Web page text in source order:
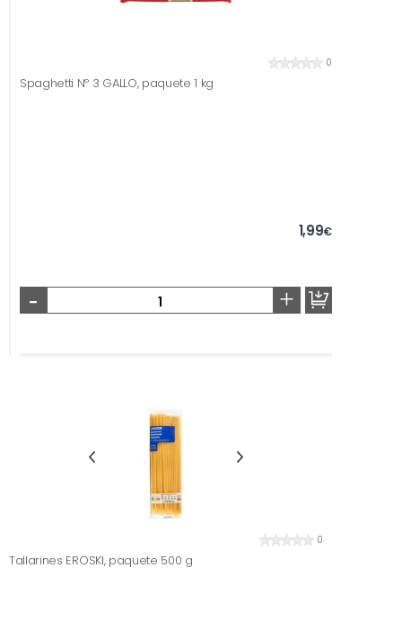
0
Spaghetti Nº 3 GALLO, paquete 1 kg
1,99€
- +
0
Tallarines EROSKI, paquete 500 g